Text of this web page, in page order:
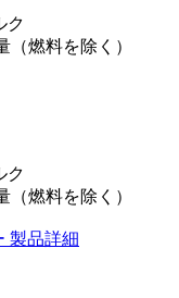
ク
（燃料を除く）
ク
（燃料を除く）
製品詳細